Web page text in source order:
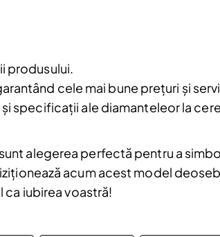
produsului.
cele mai bune prețuri și
specificații ale diamanteleor la
alegerea perfectă pentru a
acum acest model
ca iubirea voastră!